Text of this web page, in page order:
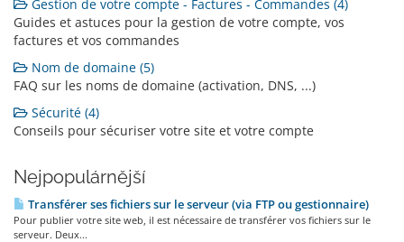
Gestion de votre compte - Factures - Commandes (4)
Guides et astuces pour la gestion de votre compte, vos
factures et vos commandes
Nom de domaine (5)
FAQ sur les noms de domaine (activation, DNS, ...)
Sécurité (4)
Conseils pour sécuriser votre site et votre compte
Nejpopulárnější
Transférer ses fichiers sur le serveur (via FTP ou gestionnaire)
Pour publier votre site web, il est nécessaire de transférer vos fichiers sur le
serveur. Deux...